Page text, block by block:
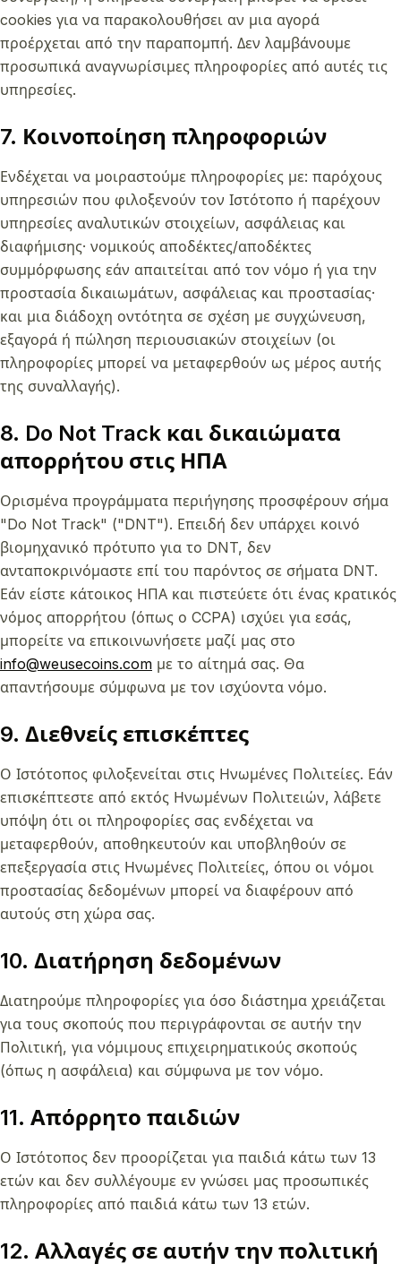
cookies για να παρακολουθήσει αν μια αγορά
προέρχεται από την παραπομπή. Δεν λαμβάνουμε
προσωπικά αναγνωρίσιμες πληροφορίες από αυτές τις
υπηρεσίες.
7. Κοινοποίηση πληροφοριών
Ενδέχεται να μοιραστούμε πληροφορίες με: παρόχους
υπηρεσιών που φιλοξενούν τον Ιστότοπο ή παρέχουν
υπηρεσίες αναλυτικών στοιχείων, ασφάλειας και
διαφήμισης· νομικούς αποδέκτες/αποδέκτες
συμμόρφωσης εάν απαιτείται από τον νόμο ή για την
προστασία δικαιωμάτων, ασφάλειας και προστασίας·
και μια διάδοχη οντότητα σε σχέση με συγχώνευση,
εξαγορά ή πώληση περιουσιακών στοιχείων (οι
πληροφορίες μπορεί να μεταφερθούν ως μέρος αυτής
της συναλλαγής).
8. Do Not Track και δικαιώματα
απορρήτου στις ΗΠΑ
Ορισμένα προγράμματα περιήγησης προσφέρουν σήμα
"Do Not Track" ("DNT"). Επειδή δεν υπάρχει κοινό
βιομηχανικό πρότυπο για το DNT, δεν
ανταποκρινόμαστε επί του παρόντος σε σήματα DNT.
Εάν είστε κάτοικος ΗΠΑ και πιστεύετε ότι ένας κρατικός
νόμος απορρήτου (όπως ο CCPA) ισχύει για εσάς,
μπορείτε να επικοινωνήσετε μαζί μας στο
info@weusecoins.com με το αίτημά σας. Θα
απαντήσουμε σύμφωνα με τον ισχύοντα νόμο.
9. Διεθνείς επισκέπτες
Ο Ιστότοπος φιλοξενείται στις Ηνωμένες Πολιτείες. Εάν
επισκέπτεστε από εκτός Ηνωμένων Πολιτειών, λάβετε
υπόψη ότι οι πληροφορίες σας ενδέχεται να
μεταφερθούν, αποθηκευτούν και υποβληθούν σε
επεξεργασία στις Ηνωμένες Πολιτείες, όπου οι νόμοι
προστασίας δεδομένων μπορεί να διαφέρουν από
αυτούς στη χώρα σας.
10. Διατήρηση δεδομένων
Διατηρούμε πληροφορίες για όσο διάστημα χρειάζεται
για τους σκοπούς που περιγράφονται σε αυτήν την
Πολιτική, για νόμιμους επιχειρηματικούς σκοπούς
(όπως η ασφάλεια) και σύμφωνα με τον νόμο.
11. Απόρρητο παιδιών
Ο Ιστότοπος δεν προορίζεται για παιδιά κάτω των 13
ετών και δεν συλλέγουμε εν γνώσει μας προσωπικές
πληροφορίες από παιδιά κάτω των 13 ετών.
12. Αλλαγές σε αυτήν την πολιτική